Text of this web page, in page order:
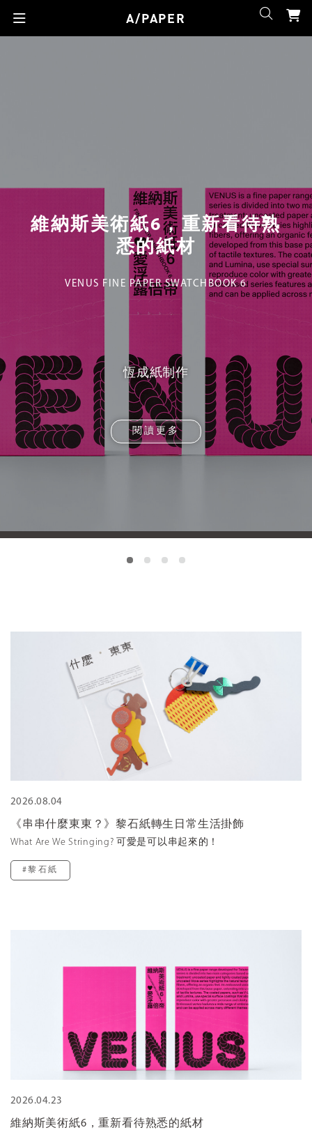
A/PAPER
維納斯美術紙6，重新看待熟
悉的紙材
VENUS FINE PAPER SWATCHBOOK 6
恆成紙制作
閱讀更多
2026.08.04
《串串什麼東東？》黎石紙轉生日常生活掛飾
What Are We Stringing? 可愛是可以串起來的！
#黎石紙
2026.04.23
維納斯美術紙6，重新看待熟悉的紙材